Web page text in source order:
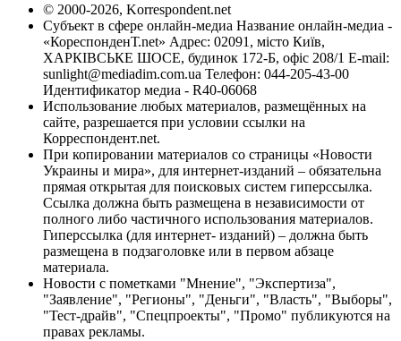
© 2000-2026, Korrespondent.net
Субъект в сфере онлайн-медиа Название онлайн-медиа -
«КореспонденТ.net» Адрес: 02091, місто Київ,
ХАРКІВСЬКЕ ШОСЕ, будинок 172-Б, офіс 208/1 E-mail:
sunlight@mediadim.com.ua Телефон: 044-205-43-00
Идентификатор медиа - R40-06068
Использование любых материалов, размещённых на
сайте, разрешается при условии ссылки на
Корреспондент.net.
При копировании материалов со страницы «Новости
Украины и мира», для интернет-изданий – обязательна
прямая открытая для поисковых систем гиперссылка.
Ссылка должна быть размещена в независимости от
полного либо частичного использования материалов.
Гиперссылка (для интернет- изданий) – должна быть
размещена в подзаголовке или в первом абзаце
материала.
Новости с пометками "Мнение", "Экспертиза",
"Заявление", "Регионы", "Деньги", "Власть", "Выборы",
"Тест-драйв", "Спецпроекты", "Промо" публикуются на
правах рекламы.